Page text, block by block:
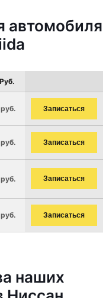
автомобиля
Записаться
Записаться
Записаться
Записаться
наших